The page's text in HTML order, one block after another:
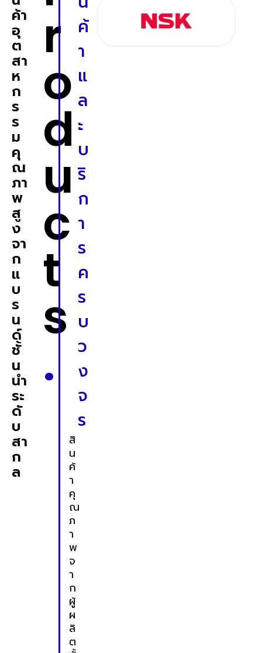
ค้า
อุ
ต
สา
ห
ก
ร
ร
ม
คุ
ณ
ภา
พ
สู
ง
จา
ก
แ
บ
ร
น
ด์
ชั้
น
นำ
ระ
ดั
บ
สา
ก
ล
r
o
d
u
c
t
s
.
ค้
า
แ
ล
ะ
บ
ริ
ก
า
ร
ค
ร
บ
ว
ง
จ
ร
สิ
น
ค้
า
คุ
ณ
ภ
า
พ
จ
า
ก
ผู้
ผ
ลิ
ต